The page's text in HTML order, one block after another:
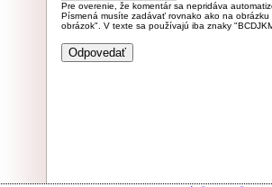
Pre overenie, že komentár sa nepridáva
Písmená musíte zadávať rovnako ako na
obrázok". V texte sa používajú iba znaky